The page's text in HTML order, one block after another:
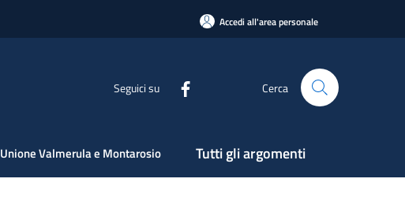
Accedi all'area personale
Seguici su Cerca
Unione Valmerula e Montarosio Tutti gli argomenti